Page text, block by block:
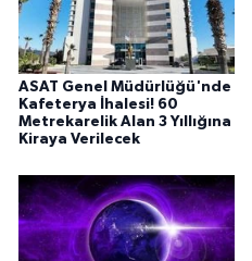
ASAT Genel Müdürlüğü'nde
Kafeterya İhalesi! 60
Metrekarelik Alan 3 Yıllığına
Kiraya Verilecek